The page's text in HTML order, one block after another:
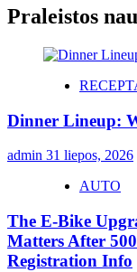
Praleistos
Dinner Lineup:
admin 31 liepos, 2026
AUTO
The E-Bike
Matters After
Registration Info